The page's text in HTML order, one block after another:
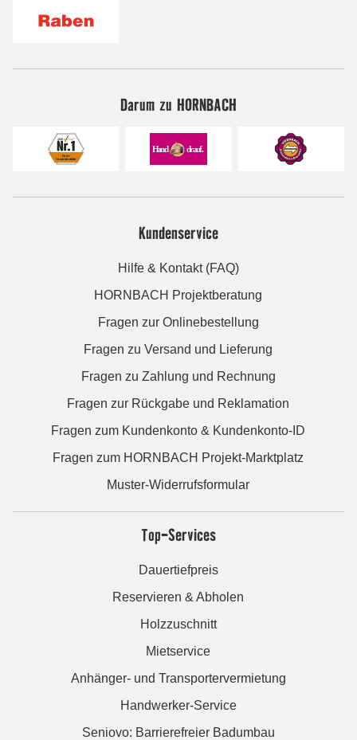
Darum zu HORNBACH
Kundenservice
Hilfe & Kontakt (FAQ)
HORNBACH Projektberatung
Fragen zur Onlinebestellung
Fragen zu Versand und Lieferung
Fragen zu Zahlung und Rechnung
Fragen zur Rückgabe und Reklamation
Fragen zum Kundenkonto & Kundenkonto-ID
Fragen zum HORNBACH Projekt-Marktplatz
Muster-Widerrufsformular
Top-Services
Dauertiefpreis
Reservieren & Abholen
Holzzuschnitt
Mietservice
Anhänger- und Transportervermietung
Handwerker-Service
Seniovo: Barrierefreier Badumbau